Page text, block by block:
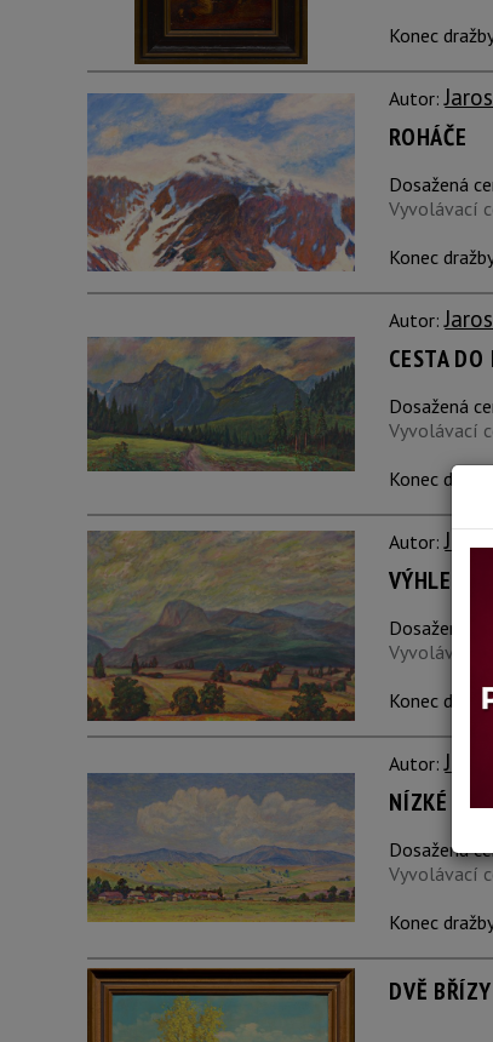
Konec
Autor:
ROHÁČE
Dosažená
Vyvolávací
Konec
Autor:
CESTA DO
Dosažená
Vyvolávací
Konec dražby:
Autor:
VÝHLEDY
Dosažená
Vyvolávací
Konec
Autor:
NÍZKÉ
Dosažená
Vyvolávací
Konec
DVĚ BŘÍZY